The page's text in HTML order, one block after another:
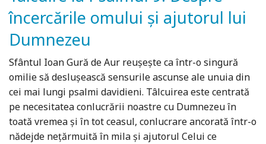
încercările omului și ajutorul lui
Dumnezeu
Sfântul Ioan Gură de Aur reuşeşte ca într-o singură
omilie să desluşească sensurile ascunse ale unuia din
cei mai lungi psalmi davidieni. Tâlcuirea este centrată
pe necesitatea conlucrării noastre cu Dumnezeu în
toată vremea şi în tot ceasul, conlucrare ancorată într-o
nădejde neţărmuită în mila şi ajutorul Celui ce